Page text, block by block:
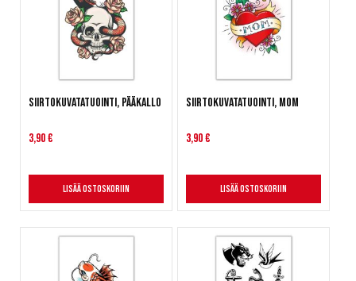
Siirtokuvatatuointi, pääkallo
3,90 €
Lisää ostoskoriin
Siirtokuvatatuointi, Mom
3,90 €
Lisää ostoskoriin